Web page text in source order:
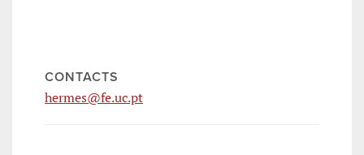
CONTACTS
hermes@fe.uc.pt